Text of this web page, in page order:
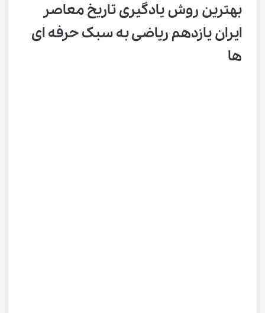
بهترین روش یادگیری تاریخ معاصر
ایران یازدهم ریاضی به سبک حرفه ای
ها